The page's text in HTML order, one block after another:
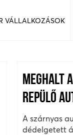
VÁLLALKOZÁSOK
MEGHALT
REPÜLŐ
A szárnyas
dédelgetett